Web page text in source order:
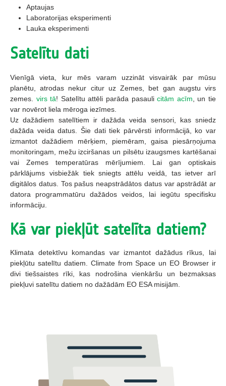
Aptaujas
Laboratorijas eksperimenti
Lauka eksperimenti
Satelītu dati
Vienīgā vieta, kur mēs varam uzzināt visvairāk par mūsu
planētu, atrodas nekur citur uz Zemes, bet gan augstu virs
zemes. virs tā! Satelītu attēli parāda pasaulicitām acīm, un tie
var novērot liela mēroga iezīmes.
Uz dažādiem satelītiem ir dažāda veida sensori, kas sniedz
dažāda veida datus. Šie dati tiek pārvērsti informācijā, ko var
izmantot dažādiem mērķiem, piemēram, gaisa piesārņojuma
monitoringam, mežu izciršanas un pilsētu izaugsmes kartēšanai
vai Zemes temperatūras mērījumiem. Lai gan optiskais
pārklājums visbiežāk tiek sniegts attēlu veidā, tas ietver arī
digitālos datus. Tos pašus neapstrādātos datus var apstrādāt ar
datora programmatūru dažādos veidos, lai iegūtu specifisku
informāciju.
Kā var piekļūt satelīta datiem?
Klimata detektīvu komandas var izmantot dažādus rīkus, lai
piekļūtu satelītu datiem. Climate from Space un EO Browser ir
divi tiešsaistes rīki, kas nodrošina vienkāršu un bezmaksas
piekļuvi satelītu datiem no dažādām EO ESA misijām.